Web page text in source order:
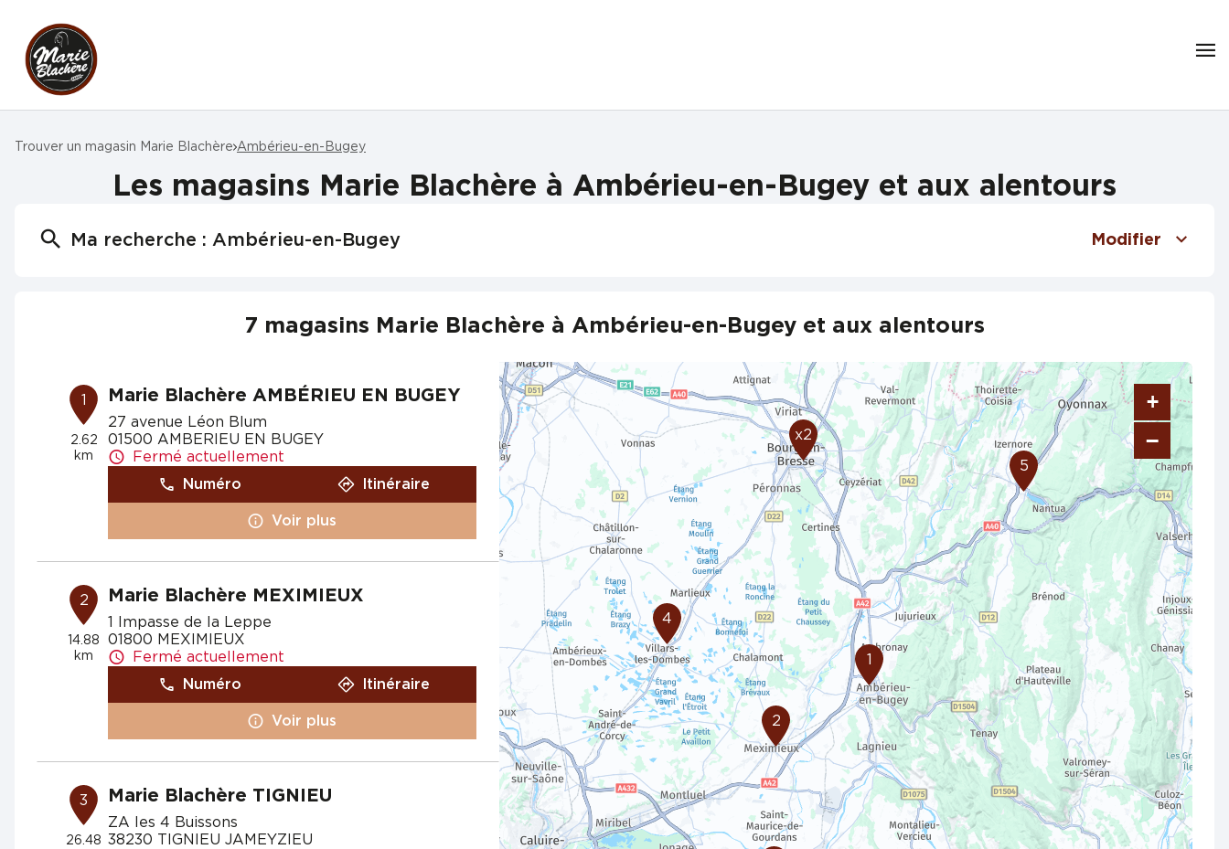
Trouver un magasin Marie Blachère Ambérieu-en-Bugey
Les magasins Marie Blachère à Ambérieu-en-Bugey et aux alentours
Ma recherche : Ambérieu-en-Bugey Modifier
7 magasins Marie Blachère à Ambérieu-en-Bugey et aux alentours
1
2.62
km
Marie Blachère AMBÉRIEU EN BUGEY
27 avenue Léon Blum
01500 AMBERIEU EN BUGEY
Fermé actuellement
Numéro
Itinéraire
Voir plus
2
14.88
km
Marie Blachère MEXIMIEUX
1 Impasse de la Leppe
01800 MEXIMIEUX
Fermé actuellement
Numéro
Itinéraire
Voir plus
3
26.48
Marie Blachère TIGNIEU
ZA les 4 Buissons
38230 TIGNIEU JAMEYZIEU
5
4
x2
2
1
+
−